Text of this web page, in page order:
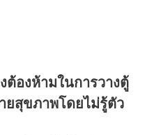
องห้ามในการวางตู้
ยสุขภาพโดยไม่รู้ตัว